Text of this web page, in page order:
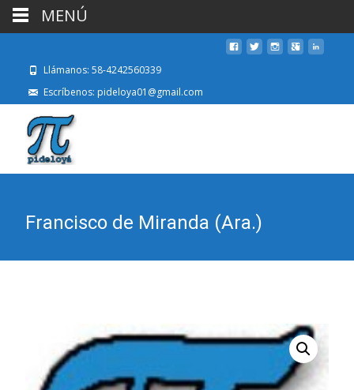
Llámanos: 58-4242560339
Escríbenos: pideloya01@gmail.com
Francisco de Miranda (Ara.)
MENÚ